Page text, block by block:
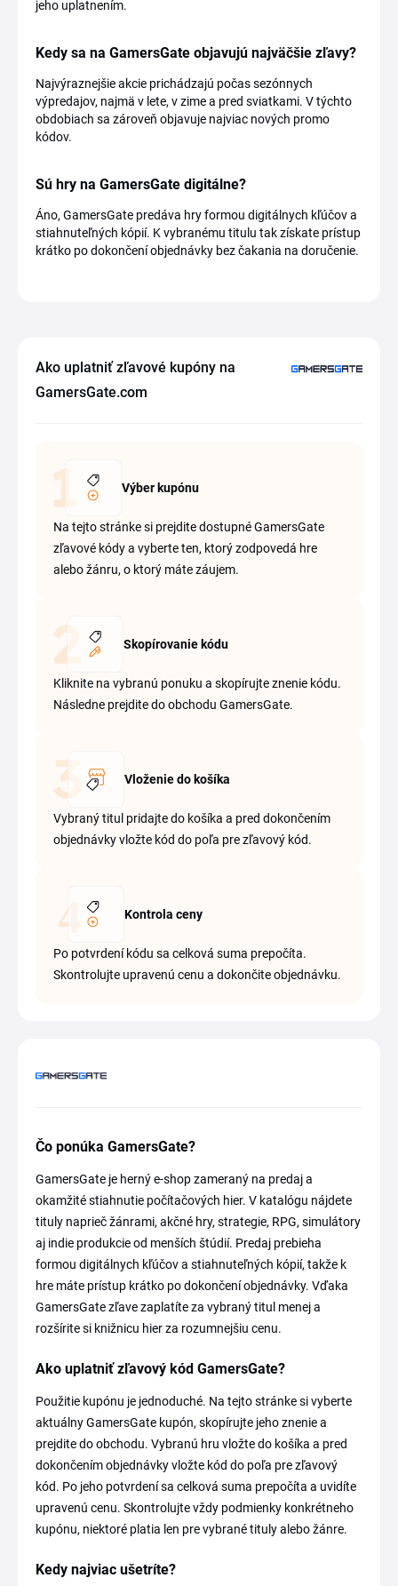
jeho uplatnením.
Kedy sa na GamersGate objavujú najväčšie zľavy?
Najvýraznejšie akcie prichádzajú počas sezónnych
výpredajov, najmä v lete, v zime a pred sviatkami. V týchto
obdobiach sa zároveň objavuje najviac nových promo
kódov.
Sú hry na GamersGate digitálne?
Áno, GamersGate predáva hry formou digitálnych kľúčov a
stiahnuteľných kópií. K vybranému titulu tak získate prístup
krátko po dokončení objednávky bez čakania na doručenie.
Ako uplatniť zľavové kupóny na
GamersGate.com
Výber kupónu
Na tejto stránke si prejdite dostupné GamersGate
zľavové kódy a vyberte ten, ktorý zodpovedá hre
alebo žánru, o ktorý máte záujem.
Skopírovanie kódu
Kliknite na vybranú ponuku a skopírujte znenie kódu.
Následne prejdite do obchodu GamersGate.
Vloženie do košíka
Vybraný titul pridajte do košíka a pred dokončením
objednávky vložte kód do poľa pre zľavový kód.
Kontrola ceny
Po potvrdení kódu sa celková suma prepočíta.
Skontrolujte upravenú cenu a dokončite objednávku.
Čo ponúka GamersGate?
GamersGate je herný e-shop zameraný na predaj a
okamžité stiahnutie počítačových hier. V katalógu nájdete
tituly naprieč žánrami, akčné hry, strategie, RPG, simulátory
aj indie produkcie od menších štúdií. Predaj prebieha
formou digitálnych kľúčov a stiahnuteľných kópií, takže k
hre máte prístup krátko po dokončení objednávky. Vďaka
GamersGate zľave zaplatíte za vybraný titul menej a
rozšírite si knižnicu hier za rozumnejšiu cenu.
Ako uplatniť zľavový kód GamersGate?
Použitie kupónu je jednoduché. Na tejto stránke si vyberte
aktuálny GamersGate kupón, skopírujte jeho znenie a
prejdite do obchodu. Vybranú hru vložte do košíka a pred
dokončením objednávky vložte kód do poľa pre zľavový
kód. Po jeho potvrdení sa celková suma prepočíta a uvidíte
upravenú cenu. Skontrolujte vždy podmienky konkrétneho
kupónu, niektoré platia len pre vybrané tituly alebo žánre.
Kedy najviac ušetríte?